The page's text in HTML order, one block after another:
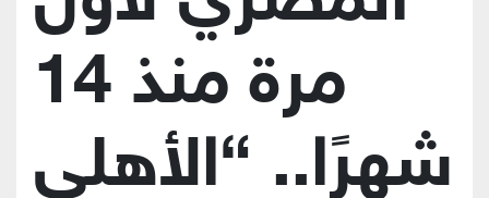
مرة منذ 14
شهرًا.. “الأهلي